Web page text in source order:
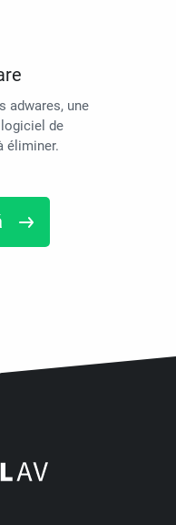
adwares, une
de
éliminer.